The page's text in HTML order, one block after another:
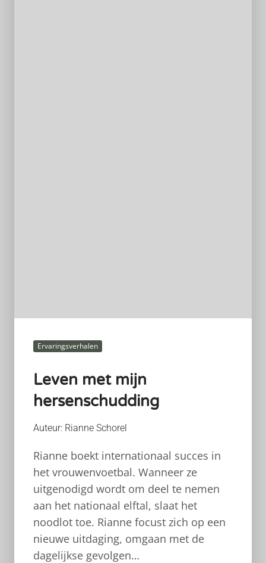
Ervaringsverhalen
Leven met mijn
hersenschudding
Auteur: Rianne Schorel
Rianne boekt internationaal succes in
het vrouwenvoetbal. Wanneer ze
uitgenodigd wordt om deel te nemen
aan het nationaal elftal, slaat het
noodlot toe. Rianne focust zich op een
nieuwe uitdaging, omgaan met de
dagelijkse gevolgen…